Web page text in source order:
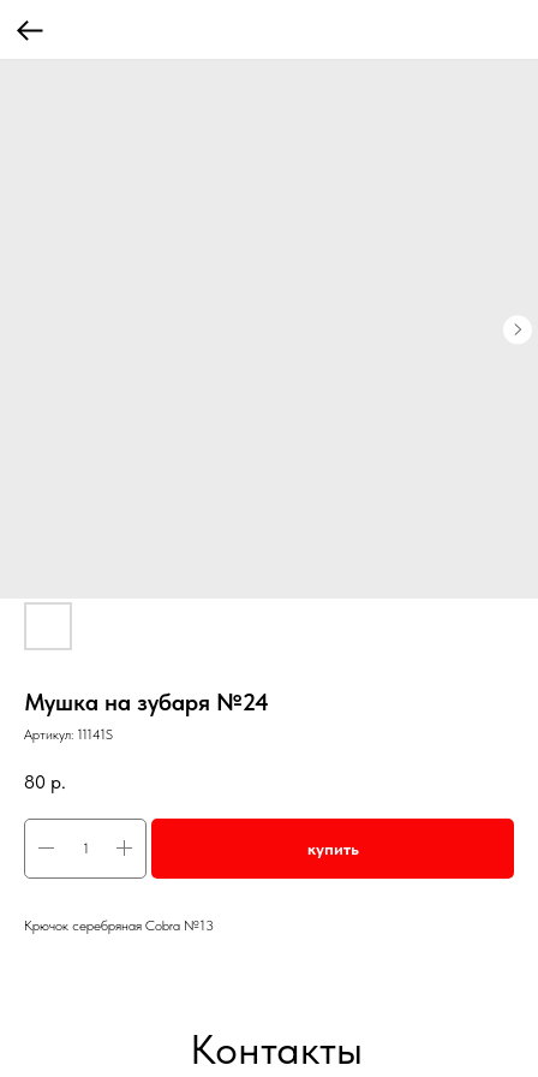
Мушка на зубаря №24
Артикул: 11141S
80 р.
купить
Крючок серебряная Cobra №13
Контакты